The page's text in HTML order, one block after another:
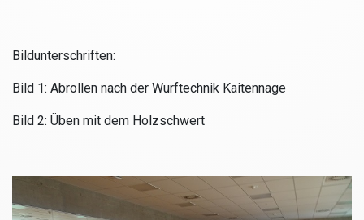
Bildunterschriften:
Bild 1: Abrollen nach der Wurftechnik Kaitennage
Bild 2: Üben mit dem Holzschwert